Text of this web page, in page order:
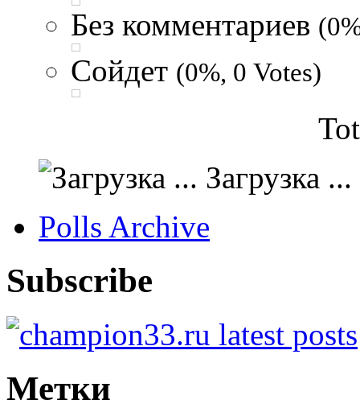
Без комментариев
Сойдет (0%, 0 Votes)
Загрузка ...
Polls Archive
Subscribe
Метки